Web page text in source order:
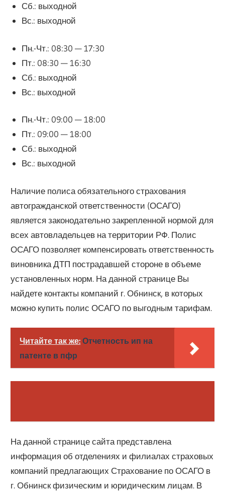
Сб.: выходной
Вс.: выходной
Пн.-Чт.: 08:30 — 17:30
Пт.: 08:30 — 16:30
Сб.: выходной
Вс.: выходной
Пн.-Чт.: 09:00 — 18:00
Пт.: 09:00 — 18:00
Сб.: выходной
Вс.: выходной
Наличие полиса обязательного страхования
автогражданской ответственности (ОСАГО)
является законодательно закрепленной нормой для
всех автовладельцев на территории РФ. Полис
ОСАГО позволяет компенсировать ответственность
виновника ДТП пострадавшей стороне в объеме
установленных норм. На данной странице Вы
найдете контакты компаний г. Обнинск, в которых
можно купить полис ОСАГО по выгодным тарифам.
Читайте так же: Отчетность ип на
патенте в пфр
На данной странице сайта представлена
информация об отделениях и филиалах страховых
компаний предлагающих Страхование по ОСАГО в
г. Обнинск физическим и юридическим лицам. В